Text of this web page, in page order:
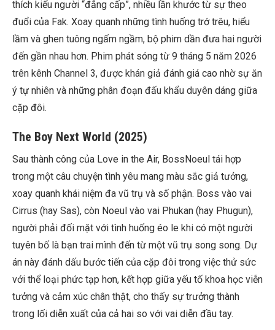
thích kiểu người “đẳng cấp”, nhiều lần khước từ sự theo
đuổi của Fak. Xoay quanh những tình huống trớ trêu, hiểu
lầm và ghen tuông ngấm ngầm, bộ phim dần đưa hai người
đến gần nhau hơn. Phim phát sóng từ 9 tháng 5 năm 2026
trên kênh Channel 3, được khán giả đánh giá cao nhờ sự ăn
ý tự nhiên và những phân đoạn đấu khẩu duyên dáng giữa
cặp đôi.
The Boy Next World (2025)
Sau thành công của Love in the Air, BossNoeul tái hợp
trong một câu chuyện tình yêu mang màu sắc giả tưởng,
xoay quanh khái niệm đa vũ trụ và số phận. Boss vào vai
Cirrus (hay Sas), còn Noeul vào vai Phukan (hay Phugun),
người phải đối mặt với tình huống éo le khi có một người
tuyên bố là bạn trai mình đến từ một vũ trụ song song. Dự
án này đánh dấu bước tiến của cặp đôi trong việc thử sức
với thể loại phức tạp hơn, kết hợp giữa yếu tố khoa học viễn
tưởng và cảm xúc chân thật, cho thấy sự trưởng thành
trong lối diễn xuất của cả hai so với vai diễn đầu tay.